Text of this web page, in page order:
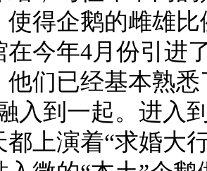
使得企鹅的雌雄
在今年4月份引进
他们已经基本熟
入到一起。进入
都上演着“求婚大